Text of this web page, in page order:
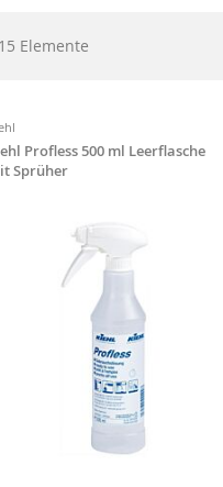
15 Elemente
Profless 500 ml Leerflasche
Sprüher